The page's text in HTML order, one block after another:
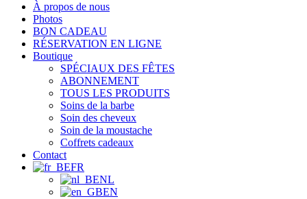
À propos de nous
Photos
BON CADEAU
RÉSERVATION EN LIGNE
Boutique
SPÉCIAUX DES FÊTES
ABONNEMENT
TOUS LES PRODUITS
Soins de la barbe
Soin des cheveux
Soin de la moustache
Coffrets cadeaux
Contact
FR
NL
EN